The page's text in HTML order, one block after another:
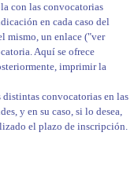
con las convocatorias
en cada caso del
mismo, un enlace ("ver
Aquí se ofrece
imprimir la
convocatorias en las
y en su caso, si lo desea,
el plazo de inscripción.